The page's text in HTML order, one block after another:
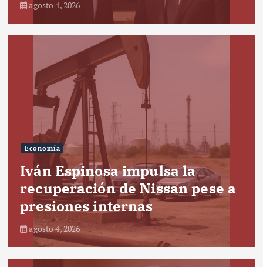
agosto 4, 2026
Economía
Iván Espinosa impulsa la
recuperación de Nissan pese a
presiones internas
agosto 4, 2026